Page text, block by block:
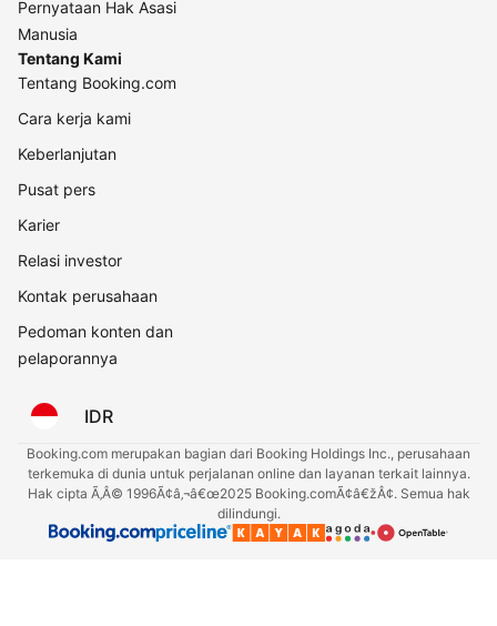
Pernyataan Hak Asasi
Manusia
Tentang Kami
Tentang Booking.com
Cara kerja kami
Keberlanjutan
Pusat pers
Karier
Relasi investor
Kontak perusahaan
Pedoman konten dan
pelaporannya
IDR
Booking.com merupakan bagian dari Booking Holdings Inc., perusahaan
terkemuka di dunia untuk perjalanan online dan layanan terkait lainnya.
Hak cipta Ã‚Â© 1996Ã¢â‚¬â€œ2025 Booking.comÃ¢â€žÂ¢. Semua hak
dilindungi.